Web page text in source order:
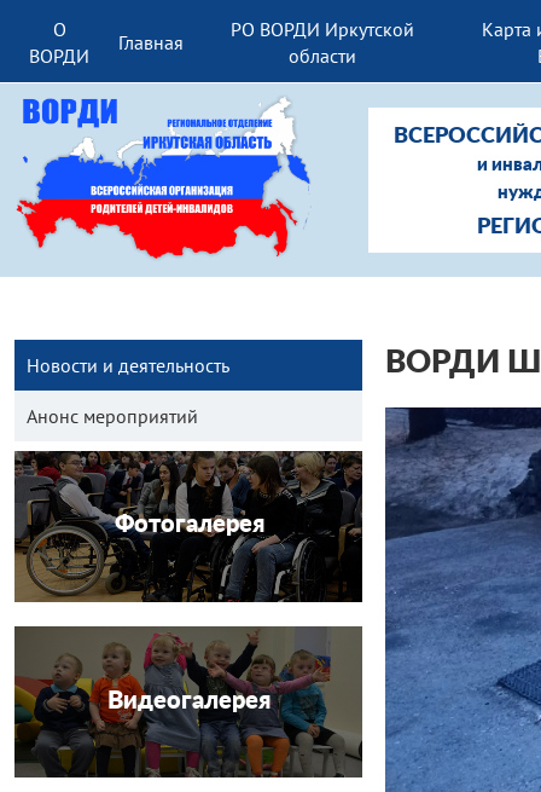
О
ВОРДИ
Главная
РО ВОРДИ Иркутской
области
Карта
и
Новости и деятельность
Анонс мероприятий
Фотогалерея
Видеогалерея
ВОРДИ